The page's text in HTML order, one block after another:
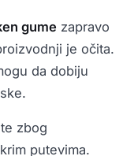
gume zapravo
je očita.
da dobiju
zbog
putevima.